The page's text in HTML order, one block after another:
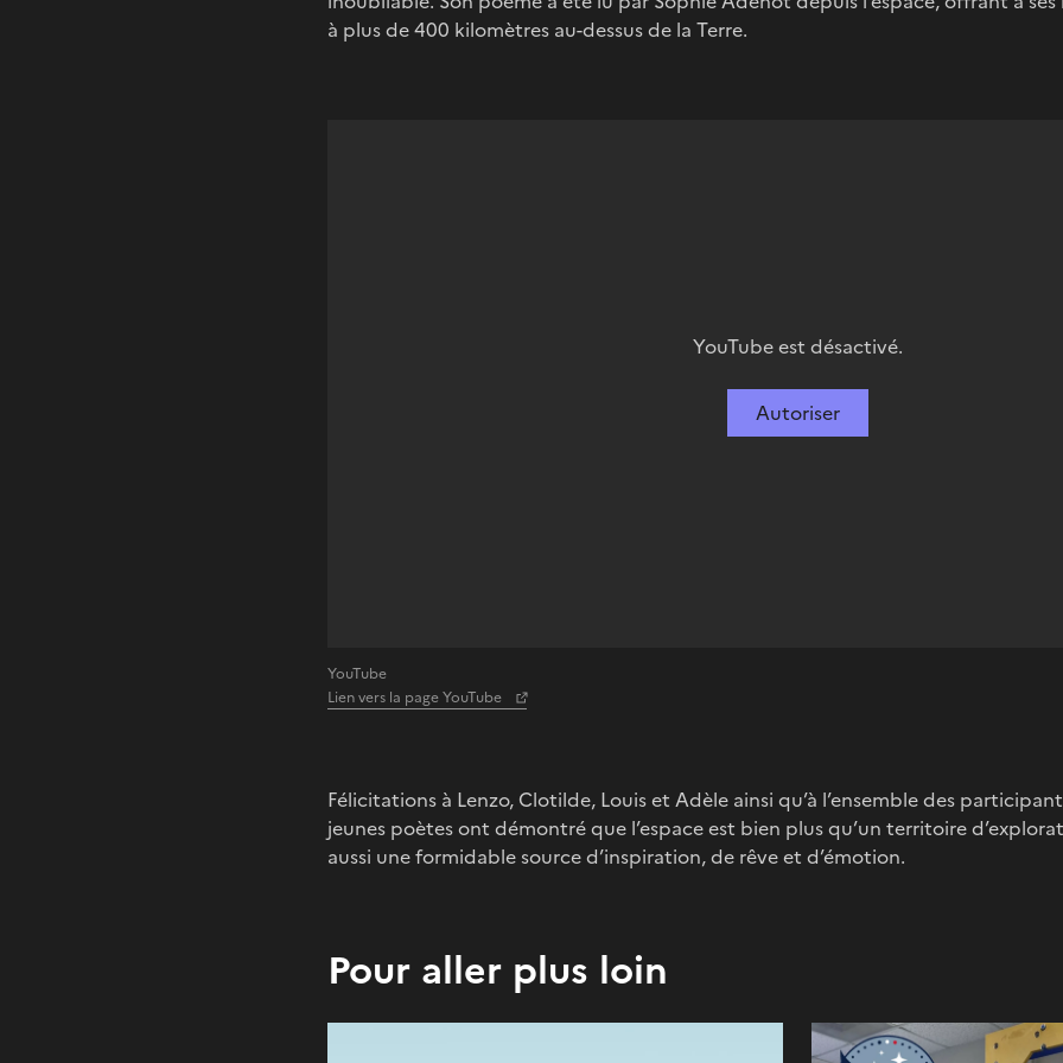
à plus de 400 kilomètres au-dessus de la Terre.
YouTube est désactivé.
Autoriser
YouTube
Lien vers la page YouTube
Félicitations à Lenzo, Clotilde, Louis et Adèle ainsi qu’à l’ensemble des
jeunes poètes ont démontré que l’espace est bien plus qu’un territoire
aussi une formidable source d’inspiration, de rêve et d’émotion.
Pour aller plus loin